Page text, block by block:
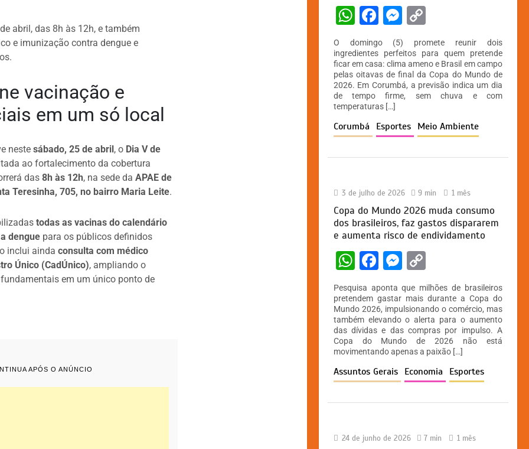
abril, das 8h às 12h, e também
e imunização contra dengue e
vacinação e
em um só local
neste sábado, 25 de abril , o Dia V de
ao fortalecimento da cobertura
das 8h às 12h, na sede da APAE de
Teresinha, 705, no bairro Maria Leite.
todas as vacinas do calendário
denguepara os públicos definidos
inclui ainda consulta com médico
Único (CadÚnico), ampliando o
em um único ponto de
APÓS O ANÚNCIO
W
at
s
A
p
p
F
c
e
b
o
o
M
e
s
s
e
g
C
p
y
Li
k
O domingo (5) promete reunir dois
ingredientes perfeitos para quem pretende
ficar em casa: clima ameno e Brasil em campo
pelas oitavas de final da Copa do Mundo de
2026. Em Corumbá, a previsão indica um dia
de tempo firme, sem chuva e com
temperaturas […]
Corumbá Esportes Meio Ambiente
3 de julho de 2026 9 min 1 mês
Copa do Mundo 2026 muda consumo
dos brasileiros, faz gastos dispararem
e aumenta risco de endividamento
W
h
at
s
A
p
p
F
c
e
b
o
o
M
s
s
e
n
g
C
o
p
y
Li
n
k
Pesquisa aponta que milhões de brasileiros
pretendem gastar mais durante a Copa do
Mundo 2026, impulsionando o comércio, mas
também elevando o alerta para o aumento
das dívidas e das compras por impulso. A
Copa do Mundo de 2026 não está
movimentando apenas a paixão […]
Assuntos Gerais Economia Esportes
24 de junho de 2026 7 min 1 mês